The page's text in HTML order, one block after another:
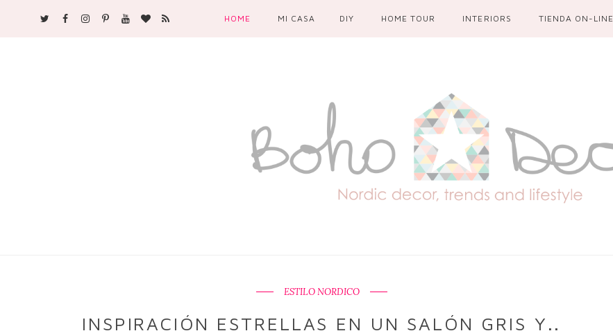
HOME MI CASA DIY HOME TOUR INTERIORS TIENDA ON-LINE
ESTILO NORDICO
INSPIRACIÓN ESTRELLAS EN UN SALÓN GRIS Y..